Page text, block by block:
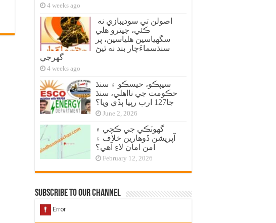
4 weeks ago
ڪئي، جيترو هلي
سگهياسين هلياسين، پر
سنڌسماءَچار بند نه ٿيڻ
گهرجي
4 weeks ago
سيپڪو، حيسڪو ۽ سنڌ
حڪومت جي نااهلي، سنڌ
جا127 ارب رپيا ٻڏي ويا؟
June 2, 2026
گهوٽڪي جي ڪچي ۾
آپريشن ڏوهارين خلاف ۽
امن امان لاءِ آهي؟
February 12, 2026
Subscribe to our Channel